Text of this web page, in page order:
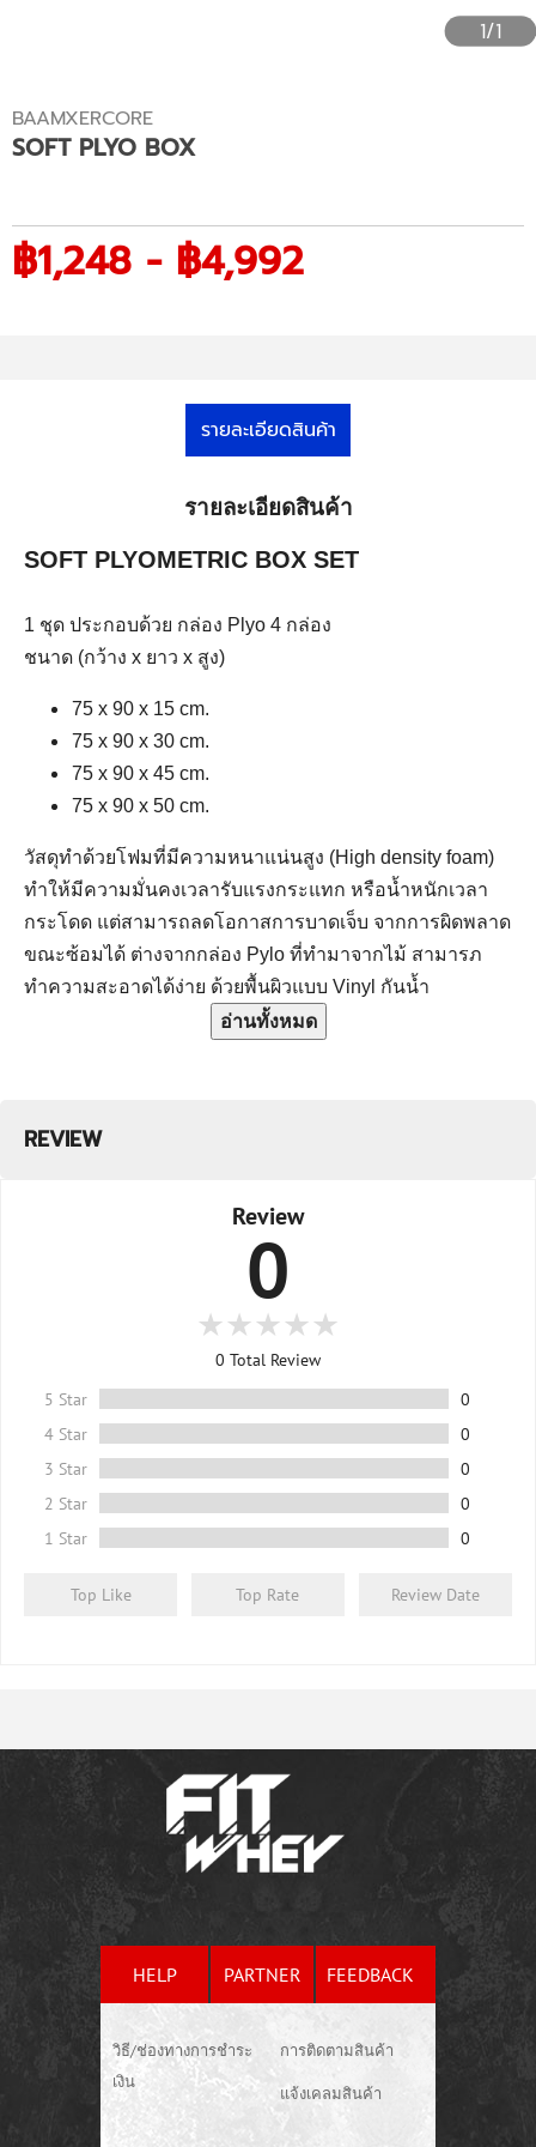
1/1
BAAMXERCORE
SOFT PLYO BOX
฿1,248 - ฿4,992
รายละเอียดสินค้า
รายละเอียดสินค้า
SOFT PLYOMETRIC BOX SET
1 ชุด ประกอบด้วย กล่อง Plyo 4 กล่อง
ชนาด (กว้าง x ยาว x สูง)
75 x 90 x 15 cm.
75 x 90 x 30 cm.
75 x 90 x 45 cm.
75 x 90 x 50 cm.
วัสดุทำด้วยโฟมที่มีความหนาแน่นสูง (High density foam)
ทำให้มีความมั่นคงเวลารับแรงกระแทก หรือน้ำหนักเวลา
กระโดด แต่สามารถลดโอกาสการบาดเจ็บ จากการผิดพลาด
ขณะซ้อมได้ ต่างจากกล่อง Pylo ที่ทำมาจากไม้ สามารภ
ทำความสะอาดได้ง่าย ด้วยพื้นผิวแบบ Vinyl กันน้ำ
อ่านทั้งหมด
REVIEW
Review
0
0 Total Review
5 Star
0
4 Star
0
3 Star
0
2 Star
0
1 Star
0
Top Like Top Rate Review Date
HELP PARTNER FEEDBACK
วิธี/ช่องทางการชำระ
เงิน
การติดตามสินค้า
แจ้งเคลมสินค้า